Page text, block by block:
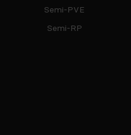
Semi-PVE
Semi-RP